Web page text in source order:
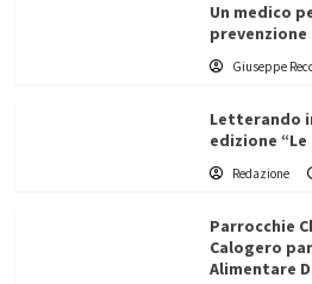
Un medico
prevenzione
Giuseppe
Letterando
edizione
Redazione
Parrocchie
Calogero
Alimentare